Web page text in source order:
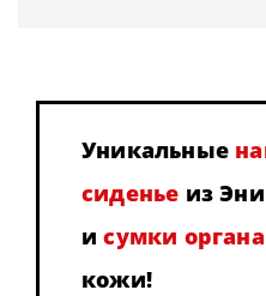
Уникальные
сиденье из
исумки
кожи!